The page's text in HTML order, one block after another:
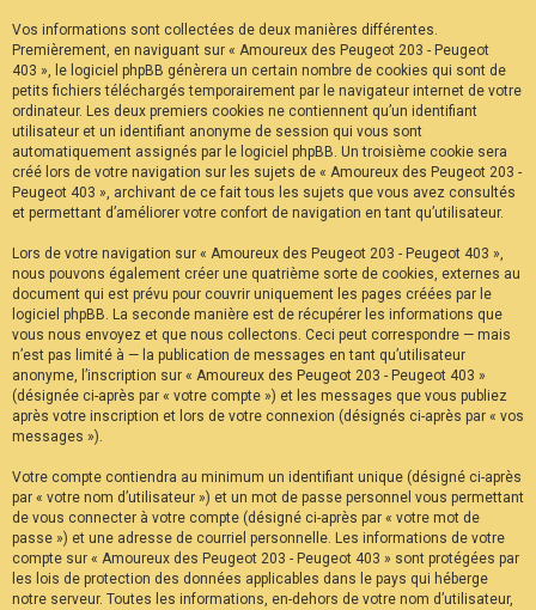
F
A
Q
Vos informations sont collectées de deux manières différentes.
Premièrement, en naviguant sur « Amoureux des Peugeot 203 - Peugeot
403 », le logiciel phpBB génèrera un certain nombre de cookies qui sont de
petits fichiers téléchargés temporairement par le navigateur internet de votre
ordinateur. Les deux premiers cookies ne contiennent qu’un identifiant
utilisateur et un identifiant anonyme de session qui vous sont
automatiquement assignés par le logiciel phpBB. Un troisième cookie sera
créé lors de votre navigation sur les sujets de « Amoureux des Peugeot 203 -
Peugeot 403 », archivant de ce fait tous les sujets que vous avez consultés
et permettant d’améliorer votre confort de navigation en tant qu’utilisateur.
Lors de votre navigation sur « Amoureux des Peugeot 203 - Peugeot 403 »,
nous pouvons également créer une quatrième sorte de cookies, externes au
document qui est prévu pour couvrir uniquement les pages créées par le
logiciel phpBB. La seconde manière est de récupérer les informations que
vous nous envoyez et que nous collectons. Ceci peut correspondre — mais
n’est pas limité à — la publication de messages en tant qu’utilisateur
anonyme, l’inscription sur « Amoureux des Peugeot 203 - Peugeot 403 »
(désignée ci-après par « votre compte ») et les messages que vous publiez
après votre inscription et lors de votre connexion (désignés ci-après par « vos
messages »).
Votre compte contiendra au minimum un identifiant unique (désigné ci-après
par « votre nom d’utilisateur ») et un mot de passe personnel vous permettant
de vous connecter à votre compte (désigné ci-après par « votre mot de
passe ») et une adresse de courriel personnelle. Les informations de votre
compte sur « Amoureux des Peugeot 203 - Peugeot 403 » sont protégées par
les lois de protection des données applicables dans le pays qui héberge
notre serveur. Toutes les informations, en-dehors de votre nom d’utilisateur,